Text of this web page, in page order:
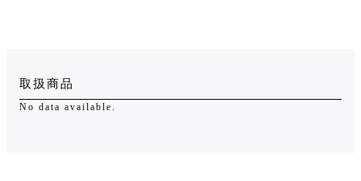
取扱商品
No data available.